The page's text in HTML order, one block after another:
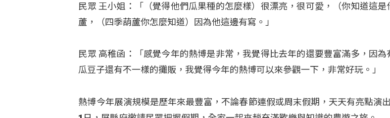
民眾 王小姐：「（覺得他們瓜果種的怎麼樣）很漂亮，很可愛，（你知道這
蘆，（四季葫蘆你怎麼知道）因為他這邊有寫。」
民眾 高稚函：「感覺今年的熱博是非常，我覺得比去年的還要豐富滿多，因
瓜豆子還有不一樣的攤販，我覺得今年的熱博可以來參觀一下，非常好玩。」
熱博今年展演規模是歷年來最豐富，不論春節連假或周末假期，天天有亮點演